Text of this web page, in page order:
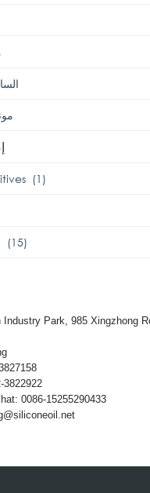
(1)
(15)
Industry Park, 985 Xingzhong
0086-15255290433